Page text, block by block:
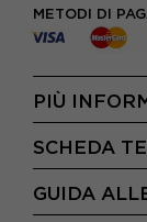
METODI DI
PIÙ
SCHEDA
GUIDA